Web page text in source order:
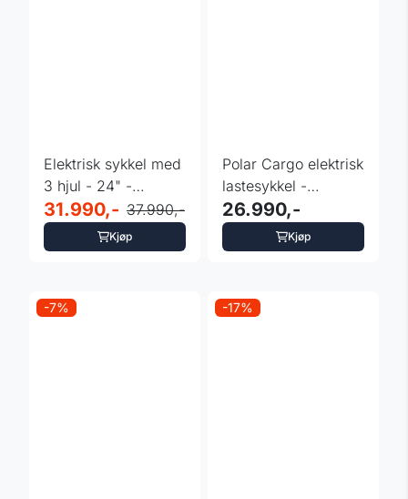
Elektrisk sykkel med
3 hjul - 24" -
Leaderfox Lovelo -
grå
31.990,- 37.990,-
Kjøp
Polar Cargo elektrisk
lastesykkel -
cargobike 500W
26.990,-
Kjøp
-7% -17%